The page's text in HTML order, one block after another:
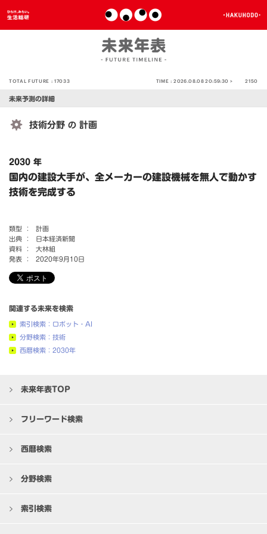
TOTAL FUTURE :17033 TIME :2026.08.08 20:59:30 > 2150
未来予測の詳細
技術分野 の 計画
2030 年
国内の建設大手が、全メーカーの建設機械を無人で動かす
技術を完成する
類型 ：
計画
出典 ：
日本経済新聞
資料 ：
大林組
発表 ：
2020年9月10日
関連する未来を検索
索引検索：ロボット・AI
分野検索：技術
西暦検索：2030年
未来年表TOP
フリーワード検索
西暦検索
分野検索
索引検索